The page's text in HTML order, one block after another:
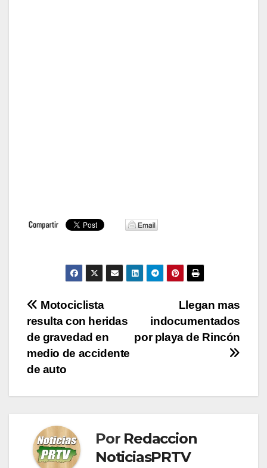
Navegación
de
entradas
Llegan mas
indocumentados
por playa de Rincón
Motociclista
resulta con heridas
de gravedad en
medio de accidente
de auto
Por Redaccion
NoticiasPRTV